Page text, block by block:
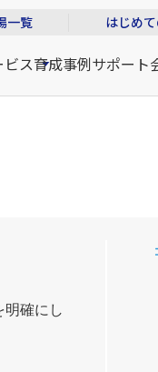
一覧 はじめ
ビス育成事例サポート
確にし